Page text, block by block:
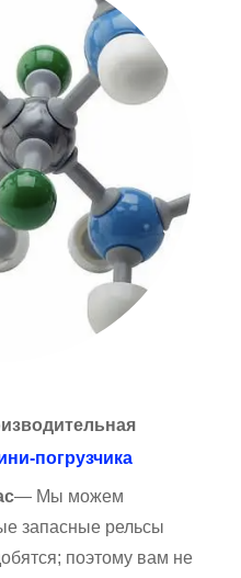
погрузчика
— Мы можем
запасные рельсы
поэтому вам не